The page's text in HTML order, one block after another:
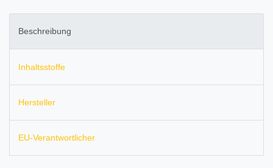
Beschreibung
Inhaltsstoffe
Hersteller
EU-Verantwortlicher